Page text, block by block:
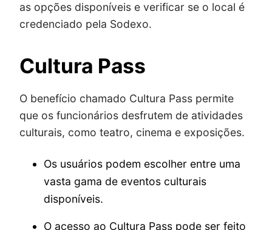
as opções disponíveis e verificar se o local é
credenciado pela Sodexo.
Cultura Pass
O benefício chamado Cultura Pass permite
que os funcionários desfrutem de atividades
culturais, como teatro, cinema e exposições.
Os usuários podem escolher entre uma
vasta gama de eventos culturais
disponíveis.
O acesso ao Cultura Pass pode ser feito